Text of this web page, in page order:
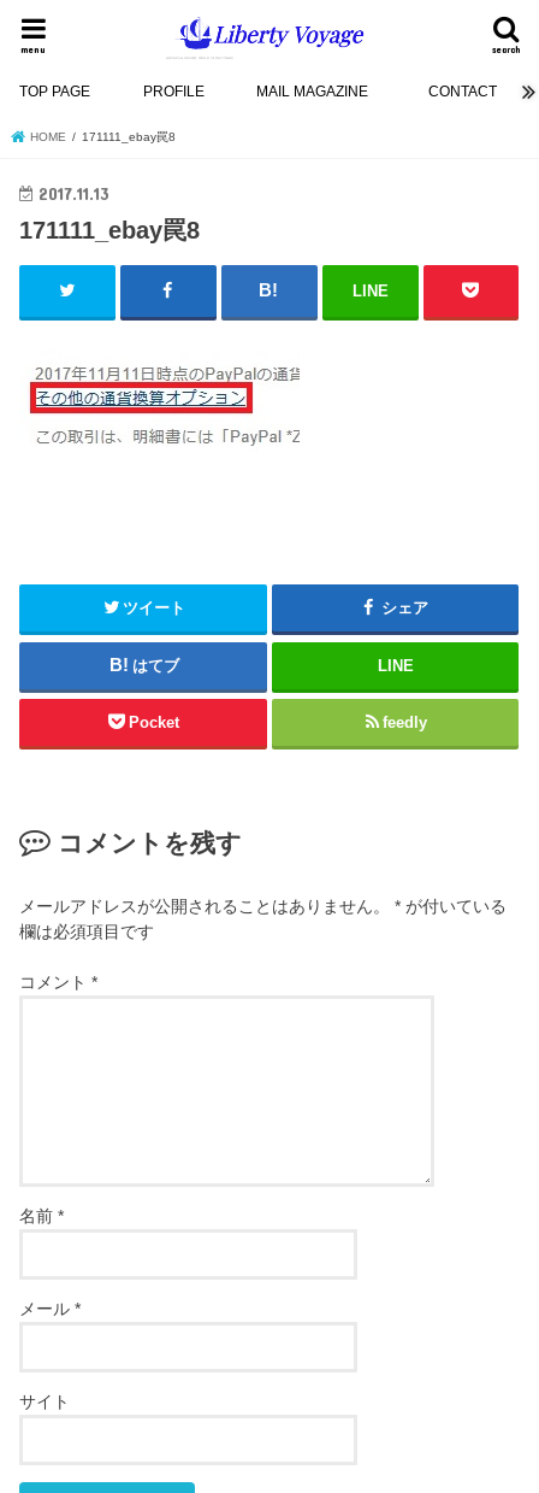
search
menu
TOP PAGE PROFILE MAIL MAGAZINE CONTACT
HOME 171111_ebay罠8
2017.11.13
171111_ebay罠8
LINE
ツイート シェア
はてブ LINE
Pocket feedly
コメントを残す
メールアドレスが公開されることはありません。 * が付いている
欄は必須項目です
コメント*
名前*
メール*
サイト